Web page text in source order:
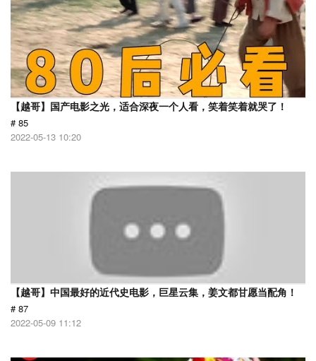
【越哥】国产电影之光，适合深夜一个人看，笑着笑着就哭了！
# 85
2022-05-13 10:20
【越哥】中国最好的近代史电影，巨星云集，姜文都甘愿当配角！
# 87
2022-05-09 11:12